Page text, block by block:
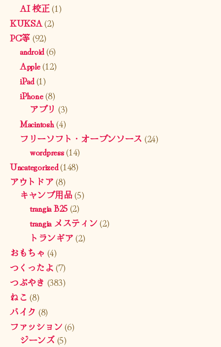
AI 校正(1)
KUKSA(2)
PC等(92)
android(6)
Apple(12)
iPad(1)
iPhone(8)
アプリ (3)
Macintosh(4)
フリーソフト・オープンソース (24)
wordpress(14)
Uncategorized(148)
アウトドア(8)
キャンプ用品(5)
trangia B25(2)
trangia メスティン(2)
トランギア(2)
おもちゃ (4)
つくったよ(7)
つぶやき (383)
ねこ (8)
バイク (8)
ファッション(6)
ジーンズ(5)